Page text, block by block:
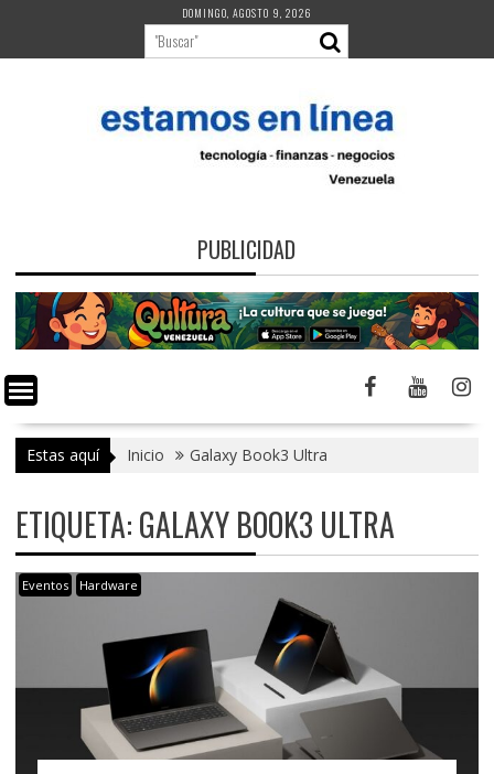
contenido
DOMINGO, AGOSTO 9, 2026
PUBLICIDAD
Estas aquí Inicio Galaxy Book3 Ultra
ETIQUETA:GALAXY BOOK3 ULTRA
Eventos Hardware